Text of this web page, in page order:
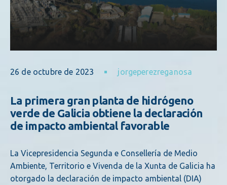
26 de octubre de 2023 jorgeperezreganosa
La primera gran planta de hidrógeno
verde de Galicia obtiene la declaración
de impacto ambiental favorable
La Vicepresidencia Segunda e Consellería de Medio
Ambiente, Territorio e Vivenda de la Xunta de Galicia ha
otorgado la declaración de impacto ambiental (DIA)